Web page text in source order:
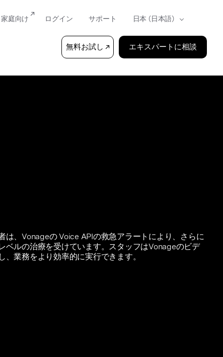
無料お試し エキスパートに相談
家庭向け ログイン サポート
は、Vonageの Voice APIの救急アラートにより、さらに
ベルの治療を受けています。スタッフはVonageのビデ
業務をより効率的に実行できます。